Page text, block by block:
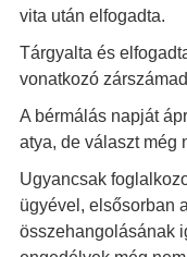
vita után elfogadta.
Tárgyalta és
vonatkozó
A bérmálás napját
atya, de választ még
Ugyancsak
ügyével, elsősorban
összehangolásának